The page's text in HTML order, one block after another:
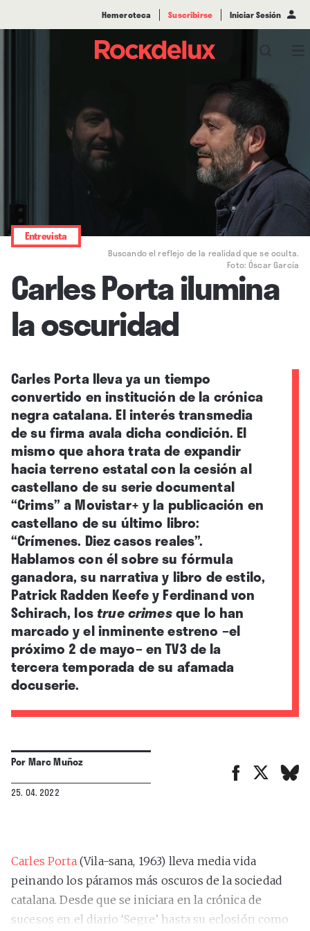
Hemeroteca Suscribirse Iniciar Sesión
Buscando el reflejo de la realidad que se oculta.
Foto: Óscar García
Entrevista
Carles Porta ilumina
la oscuridad
Carles Porta lleva ya un tiempo
convertido en institución de la crónica
negra catalana. El interés transmedia
de su firma avala dicha condición. El
mismo que ahora trata de expandir
hacia terreno estatal con la cesión al
castellano de su serie documental
“Crims” a Movistar+ y la publicación en
castellano de su último libro:
“Crímenes. Diez casos reales”.
Hablamos con él sobre su fórmula
ganadora, su narrativa y libro de estilo,
Patrick Radden Keefe y Ferdinand von
Schirach, los true crimesque lo han
marcado y el inminente estreno –el
próximo 2 de mayo– en TV3 de la
tercera temporada de su afamada
docuserie.
PorMarc Muñoz
25. 04. 2022
Carles Porta (Vila-sana, 1963) lleva media vida
peinando los páramos más oscuros de la sociedad
catalana. Desde que se iniciara en la crónica de
sucesos en el diario ‘Segre’ hasta su eclosión como